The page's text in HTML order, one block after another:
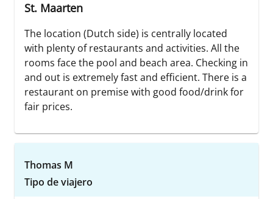
St. Maarten
The location (Dutch side) is centrally located
with plenty of restaurants and activities. All the
rooms face the pool and beach area. Checking in
and out is extremely fast and efficient. There is a
restaurant on premise with good food/drink for
fair prices.
Thomas M
Tipo de viajero